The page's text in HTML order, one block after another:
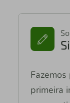
primeira